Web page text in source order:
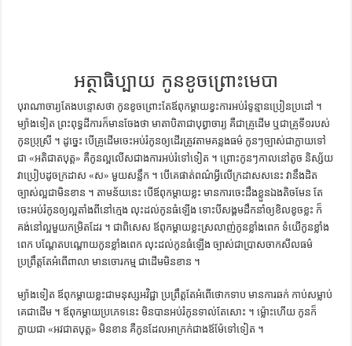
អត្ថាធិប្បាយ កូនខូចព្រោះមេបា
បុរាណាចារ្យ​តែង​បន្ទោស​ថា កូន​ខូច​ព្រោះ​តែ​ឪពុក​ម្ដាយ​ខ្វះ​ការ​អប់រំ​ទូន្មាន​ប្រៀន​ប្រដៅ ។
ម្យ៉ាង​ទៀត ព្រះពុទ្ធ​ដីការ​ក៏​មាន​ចែង​ថា មាតា​បិតា​ជា​បុព្វាចារ្យ គឺ​ជា​គ្រូ​ដើម ឬ​ជា​គ្រូ​ទី​១​របស់​
កូន​ប្រុស្រី ។ ដូច្នេះ បើ​គ្រូ​ដើម​ចេះ​អប់រំ​កូន​ឲ្យ​ដើរ​ត្រូវ​តាម​គន្លង​ធម៌ កូនៗ​ច្បាស់​ជា​ក្លាយ​ទៅ​
ជា «អតិជាតបុត្ត» គឺ​កូន​ល្អ​លើស​ជាង​ការ​អប់រំ​ទៅ​ទៀត ។ ព្រោះ​កូនៗ​កាល​នៅ​តូច និស្ស័យ​
វា​ប្រៀប​ដូច​ក្រដាស «ស» មួយ​សន្លឹក ។ បើ​គេ​ផាត់​ពណ៌​អ្វី​លើ​ក្រដាស​ស​នេះ វា​នឹង​ដិត​
ច្បាស់​ល្អ​ជា​មិន​ខាន ។ តាម​ន័យ​នេះ បើ​ឪពុក​ម្ដាយ​ខ្លះ មាន​ការ​ចេះ​ដឹង​ខ្លួន​ឯង​តិច​មែន តែ​
ចេះ​អប់រំ​កូន​ឲ្យ​ល្អ​តាំង​ពី​នៅ​ក្មេង លុះ​ដល់​កូន​ធំ​ឡើង ទោះបី​សង្គម​ដឹកនាំ​ឲ្យ​ខិល​ខូច​ខ្លះ ក៏​
គង់​នៅ​ល្អ​មួយ​កម្រិត​ដែរ ។ ជាពិសេស ឪពុក​ម្ដាយ​ខ្លះ​ស្រលាញ់​កូន​ខ្លាំង​ពេក ទំយើ​កូន​ខ្លាំង​
ពេក បណ្ដែត​បណ្ដោយ​កូន​ខ្លាំង​ពេក លុះ​ដល់​កូន​ធំ​ឡើង ច្បាស់​ជា​ប្រាសចាក​សីលធម៌
ប្រព្រឹត្ត​តែ​អំពើ​ពាលា មាន​ចោរកម្ម ជាដើម​មិន​ខាន ។
ម្យ៉ាងទៀត ឪពុក​ម្ដាយ​ខ្លះ​ជា​មនុស្ស​អវិជ្ជា ប្រព្រឹត្ត​តែ​អំពើ​ថោក​ទាប មាន​ការ​ឆក់ កាប់​សម្លាប់​
គេ​ជាដើម ។ ឪពុក​ម្ដាយ​ប្រភេទ​នេះ មិន​បាន​អប់រំ​កូន​ទាល់​តែ​សោះ ។ ម្ល៉ោះ​ហើយ កូន​ក៏​
ក្លាយ​ជា «អវជាតបុត្ត» មិន​ខាន គឺ​កូន​ដែល​អាក្រក់​ជាង​ឪម៉ែ​ទៅ​ទៀត ។